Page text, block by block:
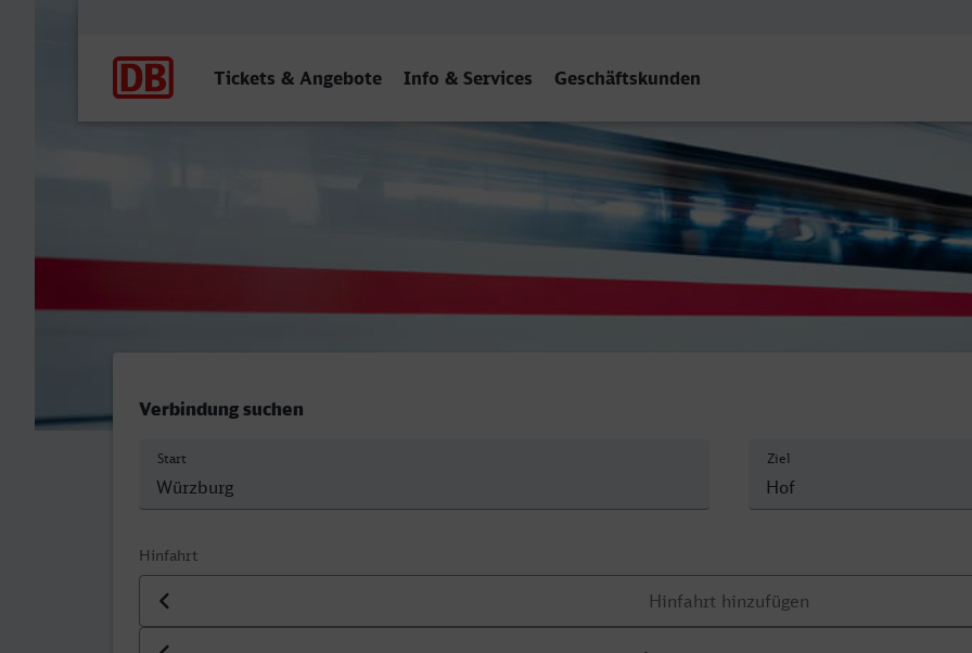
Tickets & Angebote Info & Services Geschäftskunden
Verbindung suchen
Start Ziel
Hinfahrt
Datum der Hinfahrt
Uhrzeit der Hinfahrt